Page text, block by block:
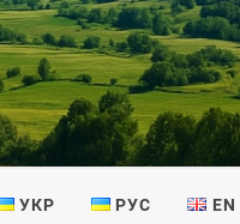
УКР РУС EN